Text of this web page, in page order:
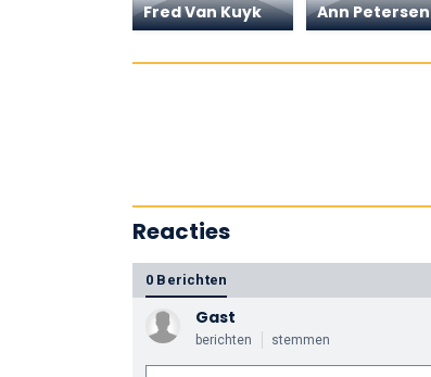
Fred Van Kuyk Ann Petersen
Reacties
0 Berichten
Gast
berichten stemmen